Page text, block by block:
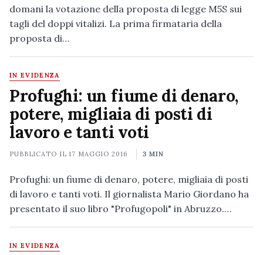
domani la votazione della proposta di legge M5S sui
tagli del doppi vitalizi. La prima firmataria della
proposta di…
IN EVIDENZA
Profughi: un fiume di denaro,
potere, migliaia di posti di
lavoro e tanti voti
PUBBLICATO IL17 MAGGIO 2016 3 MIN
Profughi: un fiume di denaro, potere, migliaia di posti
di lavoro e tanti voti. Il giornalista Mario Giordano ha
presentato il suo libro "Profugopoli" in Abruzzo.…
IN EVIDENZA